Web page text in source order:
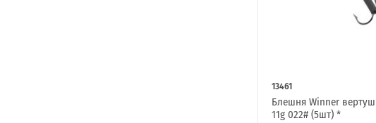
13461
Блешня Winner
11g 022# (5шт) *